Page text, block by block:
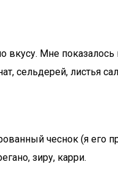
Мне показалось
сельдерей, листья
чеснок (я
зиру, карри.